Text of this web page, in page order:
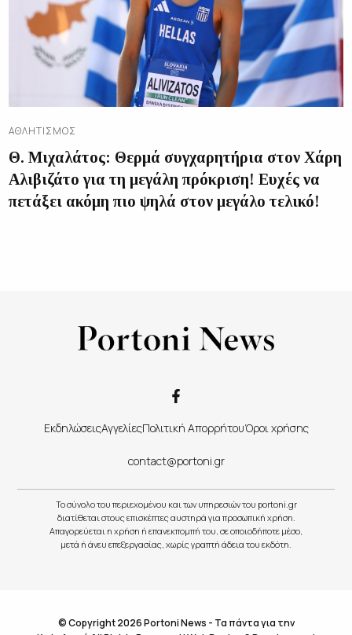
ΑΘΛΗΤΙΣΜΌΣ
Θ. Μιχαλάτος: Θερμά συγχαρητήρια στον Χάρη
Αλιβιζάτο για τη μεγάλη πρόκριση! Ευχές να
πετάξει ακόμη πιο ψηλά στον μεγάλο τελικό!
ΕκδηλώσειςΑγγελίεςΠολιτική ΑπορρήτουΌροι χρήσης
contact@portoni.gr
Το σύνολο του περιεχομένου και των υπηρεσιών του portoni.gr
διατίθεται στους επισκέπτες αυστηρά για προσωπική χρήση.
Απαγορεύεται η χρήση ή επανεκπομπή του, σε οποιοδήποτε μέσο,
μετά ή άνευ επεξεργασίας, χωρίς γραπτή άδεια του εκδότη.
© Copyright 2026 Portoni News - Τα πάντα για την